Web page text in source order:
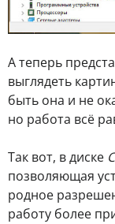
А теперь
выглядеть
быть она и не
но работа всё
Так вот, в диске
позволяющая
родное
работу более